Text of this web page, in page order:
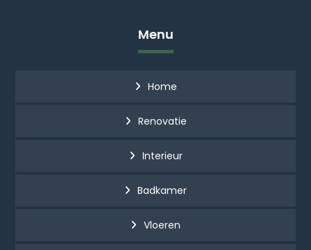
Menu
Home
Renovatie
Interieur
Badkamer
Vloeren